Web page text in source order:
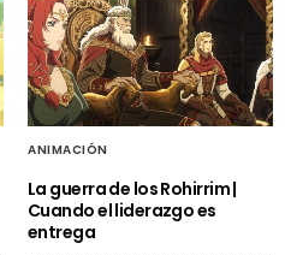
ANIMACIÓN
La guerra de los Rohirrim |
Cuando el liderazgo es
entrega